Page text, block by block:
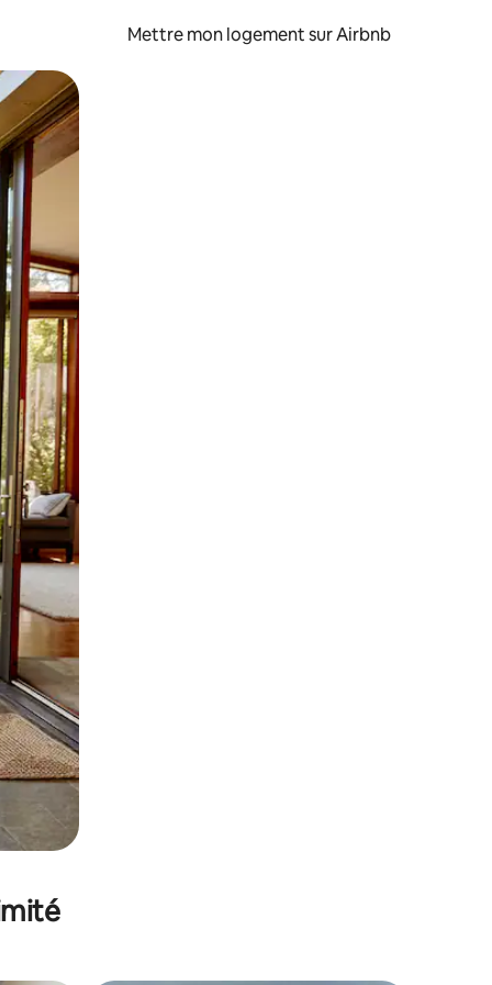
Mettre mon logement sur Airbnb
glisser.